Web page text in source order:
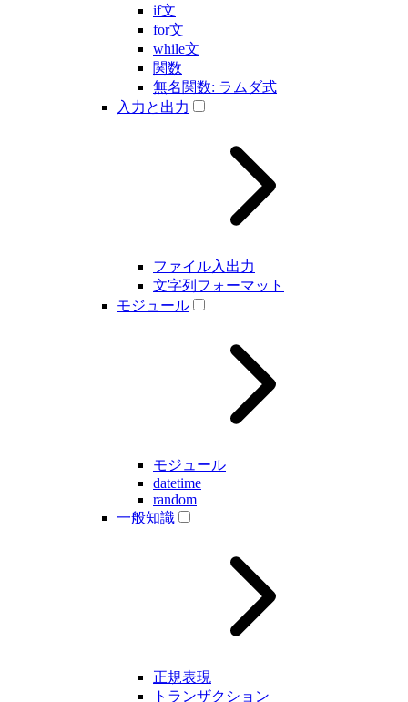
if文
for文
while文
関数
無名関数: ラムダ式
入力と出力
ファイル入出力
文字列フォーマット
モジュール
モジュール
datetime
random
一般知識
正規表現
トランザクション